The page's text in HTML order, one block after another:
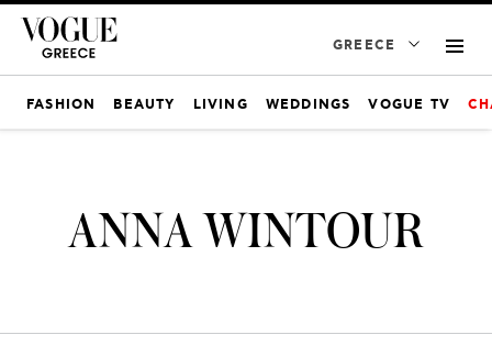
GREECE
FASHION BEAUTY LIVING WEDDINGS VOGUE TV
ANNA WINTOUR